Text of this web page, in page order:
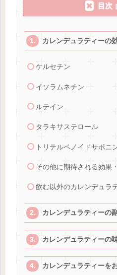
目次
カレンデュラティーの
ケルセチン
イソラムネチン
ルテイン
タラキサステロール
トリテルペノイドサポニ
その他に期待される効果
飲む以外のカレンデュラ
カレンデュラティーの
カレンデュラティーの
カレンデュラティーを